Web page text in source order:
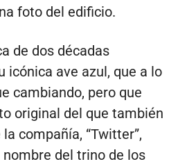
foto del edificio.
de dos décadas
icónica ave azul, que a lo
cambiando, pero que
original del que también
compañía, “Twitter”,
del trino de los